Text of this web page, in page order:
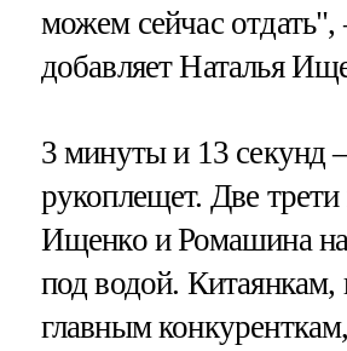
можем сейчас
добавляет Наталья
3 минуты и 13 секунд
рукоплещет. Две
Ищенко и Ромашина
под водой.
главным